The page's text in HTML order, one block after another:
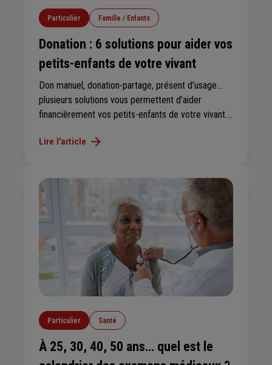
Particulier Famille / Enfants
Donation : 6 solutions pour aider vos
petits-enfants de votre vivant
Don manuel, donation-partage, présent d’usage…
plusieurs solutions vous permettent d’aider
financièrement vos petits-enfants de votre vivant.
d’anticipation pour ne pas déséquilibrer votre
Lire l'article
Particulier Santé
À 25, 30, 40, 50 ans… quel est le